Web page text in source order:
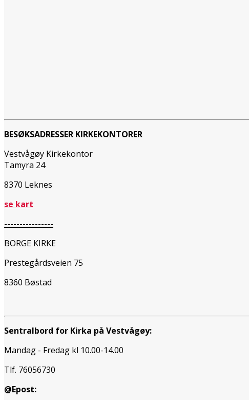
BESØKSADRESSER KIRKEKONTORER
Vestvågøy Kirkekontor
Tamyra 24
8370 Leknes
se kart
----------------
BORGE KIRKE
Prestegårdsveien 75
8360 Bøstad
Sentralbord for Kirka på Vestvågøy:
Mandag - Fredag kl 10.00-14.00
Tlf. 76056730
@Epost: